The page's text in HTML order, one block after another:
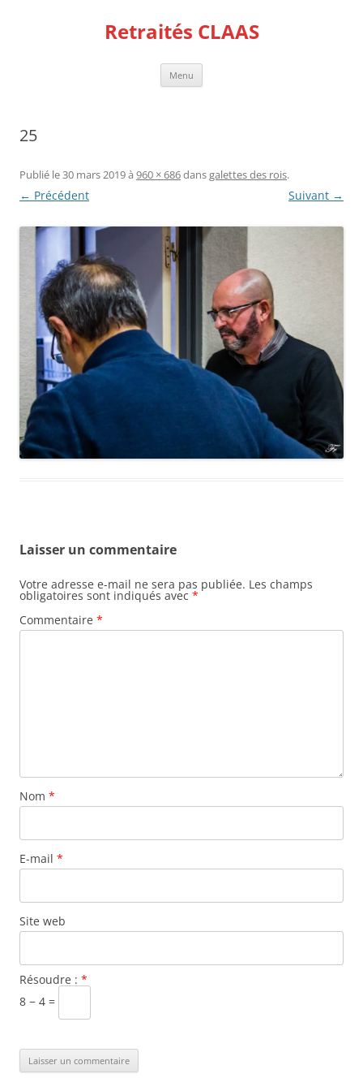
Retraités CLAAS
Menu
25
Publié le30 mars 2019à 960 × 686dansgalettes des rois.
← Précédent Suivant →
Laisser un commentaire
Votre adresse e-mail ne sera pas publiée. Les champs
obligatoires sont indiqués avec *
Commentaire *
Nom *
E-mail *
Site web
Résoudre : *
8 − 4 =